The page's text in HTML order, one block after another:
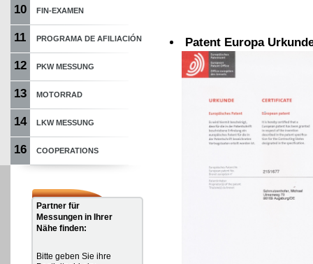
10 FIN-EXAMEN
11 PROGRAMA DE AFILIACIÓN
12 PKW MESSUNG
13 MOTORRAD
14 LKW MESSUNG
16 COOPERATIONS
Partner für
Messungen in Ihrer
Nähe finden:
Bitte geben Sie ihre
Patent Europa